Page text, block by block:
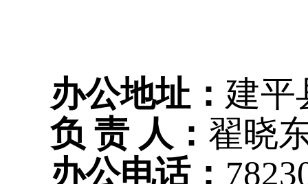
办公地址： 建平
负 责 人： 翟晓
办公电话：